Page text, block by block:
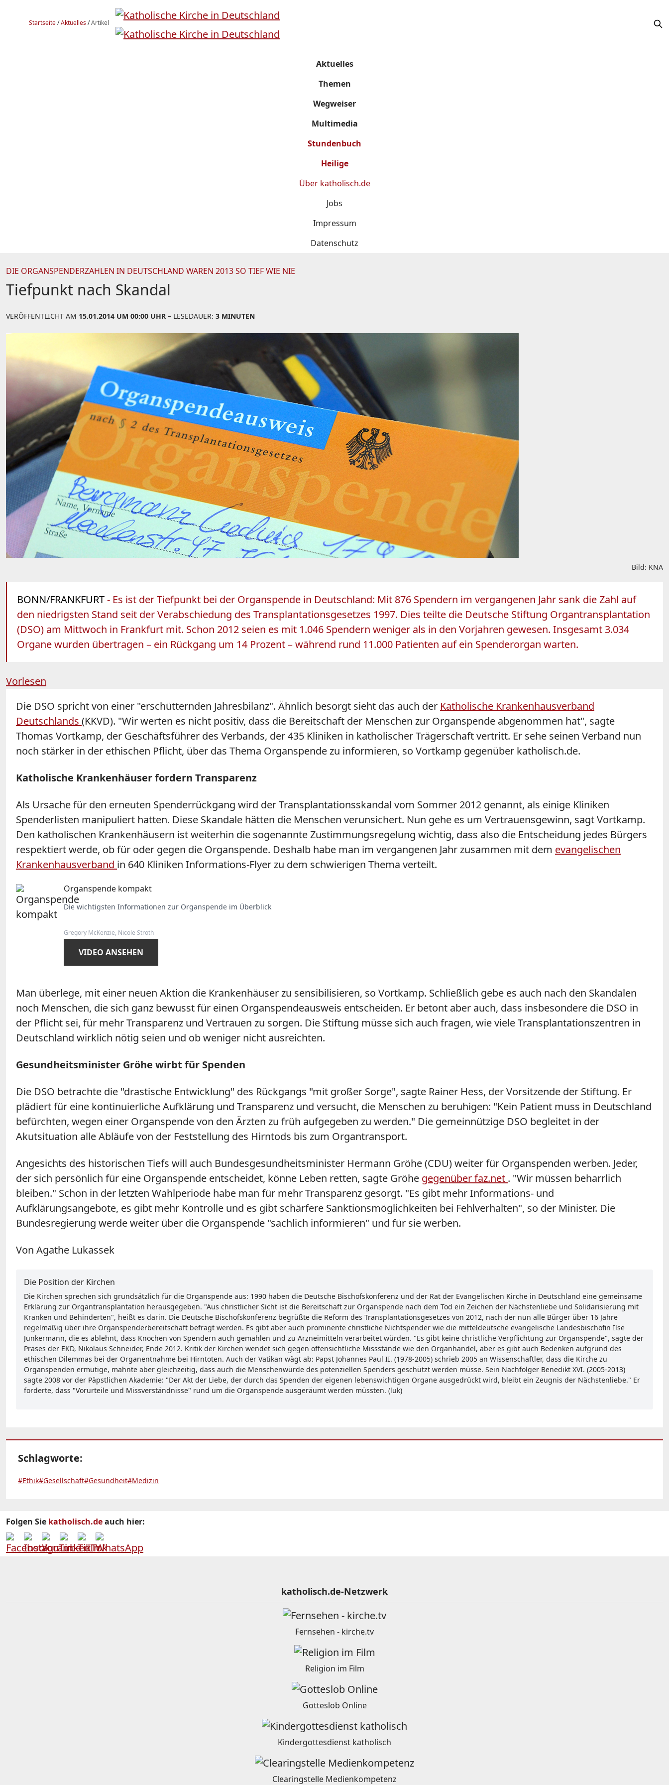
Startseite/Aktuelles/Artikel
Aktuelles
Themen
Wegweiser
Multimedia
Stundenbuch
Heilige
Über katholisch.de
Jobs
Impressum
Datenschutz
DIE ORGANSPENDERZAHLEN IN DEUTSCHLAND WAREN 2013 SO TIEF WIE NIE
Tiefpunkt nach Skandal
VERÖFFENTLICHT AM 15.01.2014 UM 00:00 UHR – LESEDAUER: 3 MINUTEN
Bild: KNA
BONN/FRANKFURT- Es ist der Tiefpunkt bei der Organspende in Deutschland: Mit 876 Spendern im vergangenen Jahr sank die Zahl auf
den niedrigsten Stand seit der Verabschiedung des Transplantationsgesetzes 1997. Dies teilte die Deutsche Stiftung Organtransplantation
(DSO) am Mittwoch in Frankfurt mit. Schon 2012 seien es mit 1.046 Spendern weniger als in den Vorjahren gewesen. Insgesamt 3.034
Organe wurden übertragen – ein Rückgang um 14 Prozent – während rund 11.000 Patienten auf ein Spenderorgan warten.
Vorlesen
Die DSO spricht von einer "erschütternden Jahresbilanz". Ähnlich besorgt sieht das auch der Katholische Krankenhausverband
Deutschlands (KKVD). "Wir werten es nicht positiv, dass die Bereitschaft der Menschen zur Organspende abgenommen hat", sagte
Thomas Vortkamp, der Geschäftsführer des Verbands, der 435 Kliniken in katholischer Trägerschaft vertritt. Er sehe seinen Verband nun
noch stärker in der ethischen Pflicht, über das Thema Organspende zu informieren, so Vortkamp gegenüber katholisch.de.
Katholische Krankenhäuser fordern Transparenz
Als Ursache für den erneuten Spenderrückgang wird der Transplantationsskandal vom Sommer 2012 genannt, als einige Kliniken
Spenderlisten manipuliert hatten. Diese Skandale hätten die Menschen verunsichert. Nun gehe es um Vertrauensgewinn, sagt Vortkamp.
Den katholischen Krankenhäusern ist weiterhin die sogenannte Zustimmungsregelung wichtig, dass also die Entscheidung jedes Bürgers
respektiert werde, ob für oder gegen die Organspende. Deshalb habe man im vergangenen Jahr zusammen mit dem evangelischen
Krankenhausverband in 640 Kliniken Informations-Flyer zu dem schwierigen Thema verteilt.
Organspende kompakt
Die wichtigsten Informationen zur Organspende im Überblick
Gregory McKenzie, Nicole Stroth
VIDEO ANSEHEN
Man überlege, mit einer neuen Aktion die Krankenhäuser zu sensibilisieren, so Vortkamp. Schließlich gebe es auch nach den Skandalen
noch Menschen, die sich ganz bewusst für einen Organspendeausweis entscheiden. Er betont aber auch, dass insbesondere die DSO in
der Pflicht sei, für mehr Transparenz und Vertrauen zu sorgen. Die Stiftung müsse sich auch fragen, wie viele Transplantationszentren in
Deutschland wirklich nötig seien und ob weniger nicht ausreichten.
Gesundheitsminister Gröhe wirbt für Spenden
Die DSO betrachte die "drastische Entwicklung" des Rückgangs "mit großer Sorge", sagte Rainer Hess, der Vorsitzende der Stiftung. Er
plädiert für eine kontinuierliche Aufklärung und Transparenz und versucht, die Menschen zu beruhigen: "Kein Patient muss in Deutschland
befürchten, wegen einer Organspende von den Ärzten zu früh aufgegeben zu werden." Die gemeinnützige DSO begleitet in der
Akutsituation alle Abläufe von der Feststellung des Hirntods bis zum Organtransport.
Angesichts des historischen Tiefs will auch Bundesgesundheitsminister Hermann Gröhe (CDU) weiter für Organspenden werben. Jeder,
der sich persönlich für eine Organspende entscheidet, könne Leben retten, sagte Gröhe gegenüber faz.net . "Wir müssen beharrlich
bleiben." Schon in der letzten Wahlperiode habe man für mehr Transparenz gesorgt. "Es gibt mehr Informations- und
Aufklärungsangebote, es gibt mehr Kontrolle und es gibt schärfere Sanktionsmöglichkeiten bei Fehlverhalten", so der Minister. Die
Bundesregierung werde weiter über die Organspende "sachlich informieren" und für sie werben.
Von Agathe Lukassek
Die Position der Kirchen
Die Kirchen sprechen sich grundsätzlich für die Organspende aus: 1990 haben die Deutsche Bischofskonferenz und der Rat der Evangelischen Kirche in Deutschland eine gemeinsame
Erklärung zur Organtransplantation herausgegeben. "Aus christlicher Sicht ist die Bereitschaft zur Organspende nach dem Tod ein Zeichen der Nächstenliebe und Solidarisierung mit
Kranken und Behinderten", heißt es darin. Die Deutsche Bischofskonferenz begrüßte die Reform des Transplantationsgesetzes von 2012, nach der nun alle Bürger über 16 Jahre
regelmäßig über ihre Organspenderbereitschaft befragt werden. Es gibt aber auch prominente christliche Nichtspender wie die mitteldeutsche evangelische Landesbischöfin Ilse
Junkermann, die es ablehnt, dass Knochen von Spendern auch gemahlen und zu Arzneimitteln verarbeitet würden. "Es gibt keine christliche Verpflichtung zur Organspende", sagte der
Präses der EKD, Nikolaus Schneider, Ende 2012. Kritik der Kirchen wendet sich gegen offensichtliche Missstände wie den Organhandel, aber es gibt auch Bedenken aufgrund des
ethischen Dilemmas bei der Organentnahme bei Hirntoten. Auch der Vatikan wägt ab: Papst Johannes Paul II. (1978-2005) schrieb 2005 an Wissenschaftler, dass die Kirche zu
Organspenden ermutige, mahnte aber gleichzeitig, dass auch die Menschenwürde des potenziellen Spenders geschützt werden müsse. Sein Nachfolger Benedikt XVI. (2005-2013)
sagte 2008 vor der Päpstlichen Akademie: "Der Akt der Liebe, der durch das Spenden der eigenen lebenswichtigen Organe ausgedrückt wird, bleibt ein Zeugnis der Nächstenliebe." Er
forderte, dass "Vorurteile und Missverständnisse" rund um die Organspende ausgeräumt werden müssten. (luk)
Schlagworte:
#Ethik#Gesellschaft#Gesundheit#Medizin
Folgen Sie katholisch.deauch hier:
katholisch.de-Netzwerk
Fernsehen - kirche.tv
Religion im Film
Gotteslob Online
Kindergottesdienst katholisch
Clearingstelle Medienkompetenz